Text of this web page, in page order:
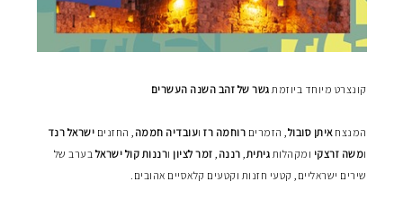
קונצרט מיוחד ביוזמת גשר של זהב השנה העשרים
המנצחאיתן סובול, הזמרים רוחמה רז ועובדיה חממה , החזנים ישראל רנד
ומשה זרצקי ומקהלות גיתית, רננה , זמר לציון ורננות קול ישראל בערב של
שירים ישראליים, קטעי חזנות וקטעים קלאסיים אהובים.